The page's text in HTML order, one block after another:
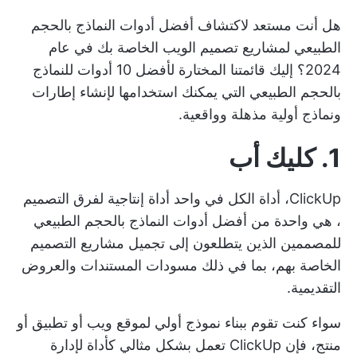
هل أنت مستعد لاكتشاف أفضل أدوات النماذج بالحجم
الطبيعي لمشاريع تصميم الويب الخاصة بك في عام
2024؟ إليك قائمتنا المختارة لأفضل 10 أدوات للنماذج
بالحجم الطبيعي التي يمكنك استخدامها لإنشاء إطارات
ونماذج أولية مذهلة وواقعية.
1. كليك أب
ClickUp، أداة الكل في واحد
أداة إنتاجية لفرق التصميم
، هي واحدة من أفضل أدوات النماذج بالحجم الطبيعي
للمصممين الذين يتطلعون إلى تجميل مشاريع التصميم
الخاصة بهم، بما في ذلك مسودات المستندات والعروض
التقديمية.
سواء كنت تقوم ببناء نموذج أولي لموقع ويب أو تطبيق أو
منتج، فإن ClickUp تعمل بشكل مثالي كأداة لإدارة